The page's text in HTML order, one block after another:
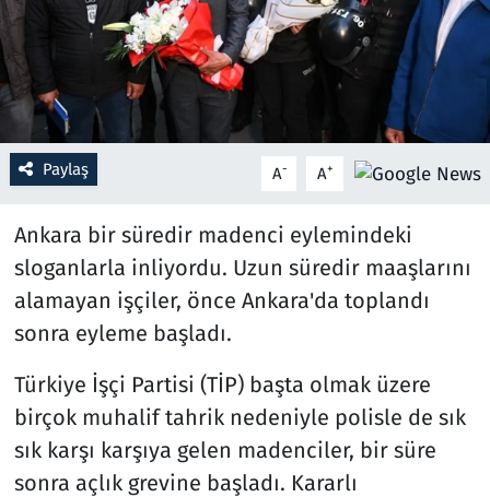
Paylaş A- A+
Ankara bir süredir madenci eylemindeki
sloganlarla inliyordu. Uzun süredir maaşlarını
alamayan işçiler, önce Ankara'da toplandı
sonra eyleme başladı.
Türkiye İşçi Partisi (TİP) başta olmak üzere
birçok muhalif tahrik nedeniyle polisle de sık
sık karşı karşıya gelen madenciler, bir süre
sonra açlık grevine başladı. Kararlı
Sağlık
Savunma Sanayi
Seçim 2023
Spor
Teknoloji ve Bilim
Televizyon